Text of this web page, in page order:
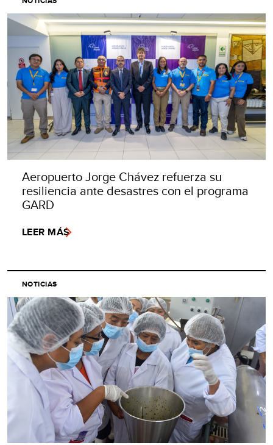
Aeropuerto Jorge Chávez refuerza su
resiliencia ante desastres con el programa
GARD
LEER MÁS
NOTICIAS